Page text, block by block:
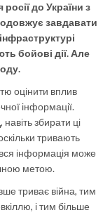
до України з
завдавати
бойові дії. Але
оцінити вплив
інформації.
збирати ці
тривають
вся інформація може
метою.
триває війна, тим
і тим більше